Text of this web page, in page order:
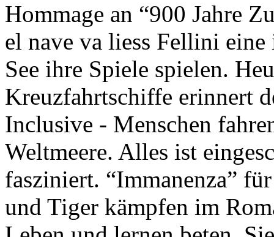
Hommage an “900 Jahre
el nave va liess Fellini
See ihre Spiele spielen.
Kreuzfahrtschiffe erinnert
Inclusive - Menschen
Weltmeere. Alles ist
fasziniert. “Immanenza”
und Tiger kämpfen im